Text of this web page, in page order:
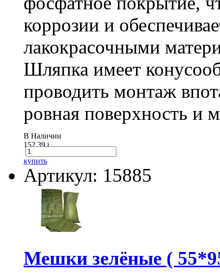
коррозии и
лакокрасочными
Шляпка имеет
проводить монтаж
ровная поверхность и
В Наличии
152.39i
купить
Артикул: 15885
Мешки зелёные (